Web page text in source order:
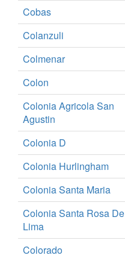
Cobas
Colanzuli
Colmenar
Colon
Colonia Agricola San
Agustin
Colonia D
Colonia Hurlingham
Colonia Santa Maria
Colonia Santa Rosa De
Lima
Colorado